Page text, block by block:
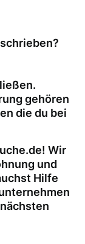
gehören
die du bei
Wir
und
Hilfe